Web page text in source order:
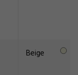
Beige